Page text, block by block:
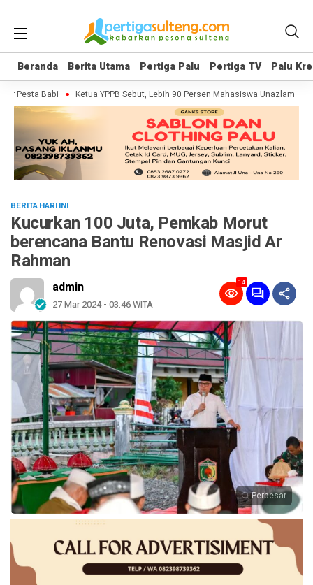
Beranda Berita Utama Pertiga Palu Pertiga TV Palu
Beranda Berita Utama Pertiga Palu Pertiga TV Palu
Pesta Babi Ketua YPPB Sebut, Lebih 90 Persen Mahasiswa Unazlam
BERITA HARI INI
Kucurkan 100 Juta, Pemkab Morut
berencana Bantu Renovasi Masjid Ar
Rahman
admin
27 Mar 2024 - 03:46 WITA
14
Perbesar